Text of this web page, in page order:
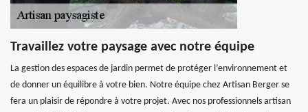
Travaillez votre paysage avec notre équipe
La gestion des espaces de jardin permet de protéger l’environnement et
de donner un équilibre à votre bien. Notre équipe chez Artisan Berger se
fera un plaisir de répondre à votre projet. Avec nos professionnels artisan